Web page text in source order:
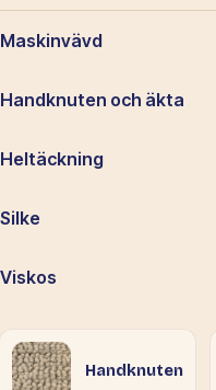
Maskinvävd
Handknuten och äkta
Heltäckning
Silke
Viskos
Handknuten